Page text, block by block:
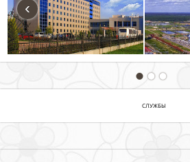
‹
СЛУЖБЫ